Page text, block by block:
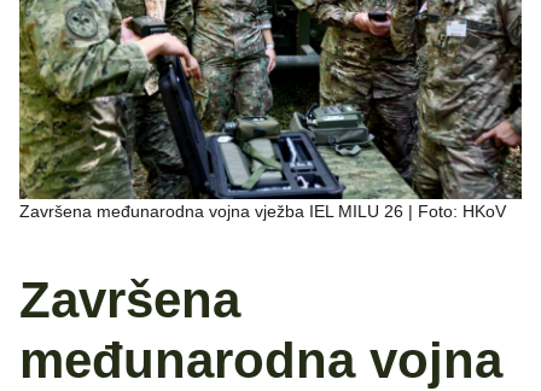
Završena međunarodna vojna vježba IEL MILU 26 | Foto: HKoV
Završena
međunarodna vojna